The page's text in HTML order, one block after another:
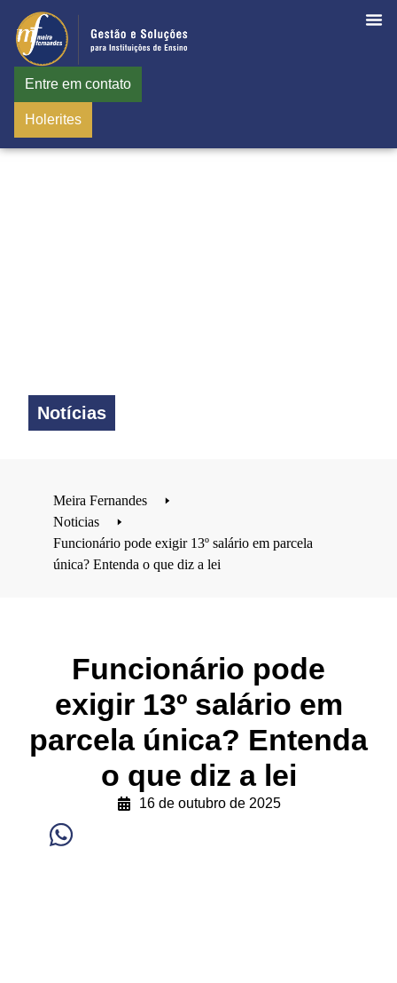
Entre em contato
Holerites
Notícias
Meira Fernandes
🢒
Noticias
🢒
Funcionário pode exigir 13º salário em parcela
única? Entenda o que diz a lei
Funcionário pode
exigir 13º salário em
parcela única? Entenda
o que diz a lei
16 de outubro de 2025